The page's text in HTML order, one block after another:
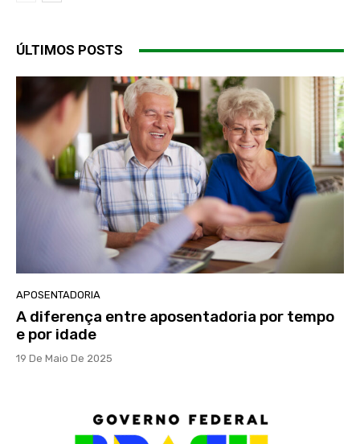
ÚLTIMOS POSTS
APOSENTADORIA
A diferença entre aposentadoria por tempo
e por idade
19 De Maio De 2025